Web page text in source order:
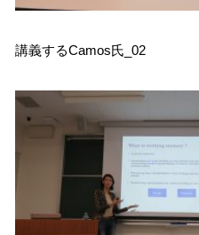
講義するCamos氏_02